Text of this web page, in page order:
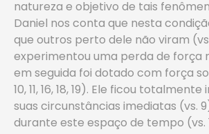
natureza e objetivo de tais
Daniel nos conta que nesta
que outros perto dele não viram
experimentou uma perda de força
em seguida foi dotado com força
10, 11, 16, 18, 19). Ele ficou
suas circunstâncias imediatas (vs.
durante este espaço de tempo (vs.